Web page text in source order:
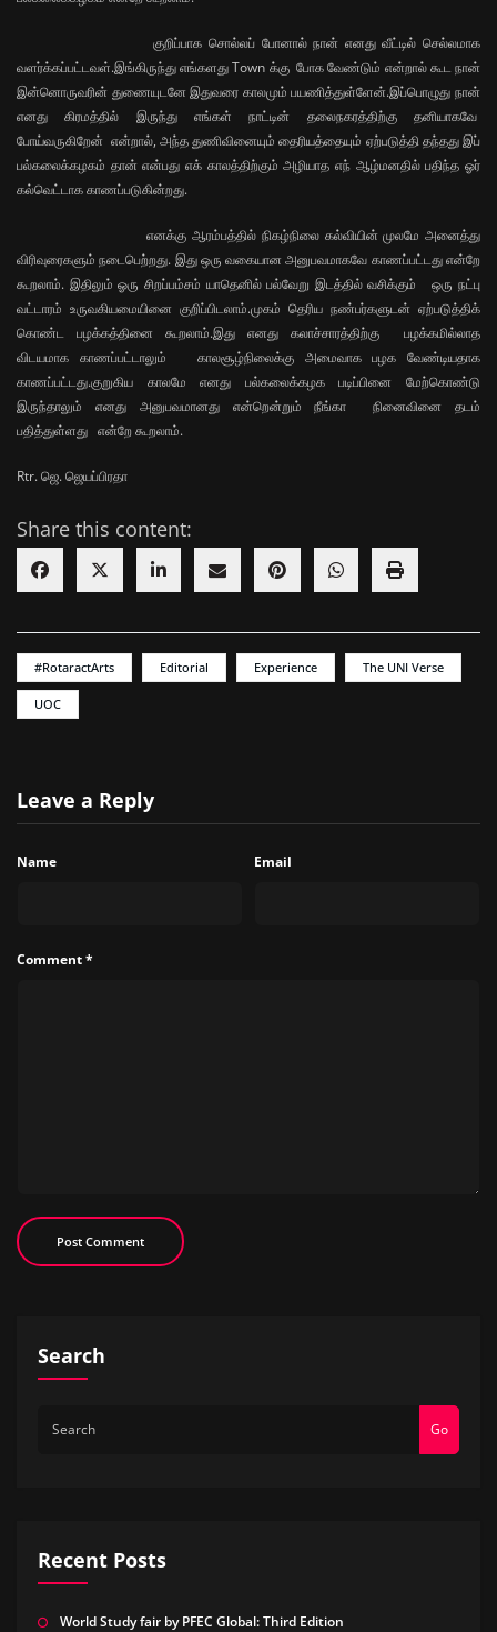
குறிப்பாக சொல்லப் போனால் நான் எனது வீட்டில் செல்லமாக
வளர்க்கப்பட்டவள்.இங்கிருந்து எங்களது Town க்கு போக வேண்டும் என்றால் கூட நான்
இன்னொருவரின் துணையுடனே இதுவரை காலமும் பயணித்துள்ளேன்.இப்பொழுது நான்
எனது கிரமத்தில் இருந்து எங்கள் நாட்டின் தலைநகரத்திற்கு தனியாகவே
போய்வருகிறேன் என்றால், அந்த துணிவினையும் தைரியத்தையும் ஏற்படுத்தி தந்தது இப்
பல்கலைக்கழகம் தான் என்பது எக் காலத்திற்கும் அழியாத எந் ஆழ்மனதில் பதிந்த ஓர்
கல்வெட்டாக காணப்படுகின்றது.
எனக்கு ஆரம்பத்தில் நிகழ்நிலை கல்வியின் முலமே அனைத்து
விரிவுரைகளும் நடைபெற்றது. இது ஒரு வகையான அனுபவமாகவே காணப்பட்டது என்றே
கூறலாம். இதிலும் ஓரு சிறப்பம்சம் யாதெனில் பல்வேறு இடத்தில் வசிக்கும் ஒரு நட்பு
வட்டாரம் உருவகியமையினை குறிப்பிடலாம்.முகம் தெரிய நண்பர்களுடன் ஏற்படுத்திக்
கொண்ட பழக்கத்தினை கூறலாம்.இது எனது கலாச்சாரத்திற்கு பழக்கமில்லாத
விடயமாக காணப்பட்டாலும் காலசூழ்நிலைக்கு அமைவாக பழக வேண்டியதாக
காணப்பட்டது.குறுகிய காலமே எனது பல்கலைக்கழக படிப்பினை மேற்கொண்டு
இருந்தாலும் எனது அனுபவமானது என்றென்றும் நீங்கா நினைவினை தடம்
பதித்துள்ளது என்றே கூறலாம்.
Rtr. ஜெ. ஜெயப்பிரதா
Share this content:
#RotaractArts Editorial Experience The UNI Verse
UOC
Leave a Reply
Name Email
Comment*
Search
Go
Recent Posts
World Study fair by PFEC Global: Third Edition